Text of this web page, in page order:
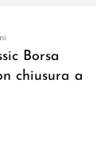
Borsa
chiusura a